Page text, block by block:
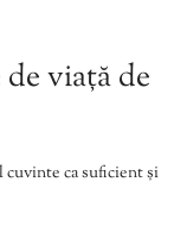
viață de
ca suficient și